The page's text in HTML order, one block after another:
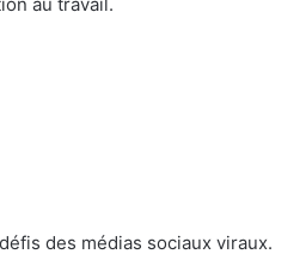
des médias sociaux viraux.